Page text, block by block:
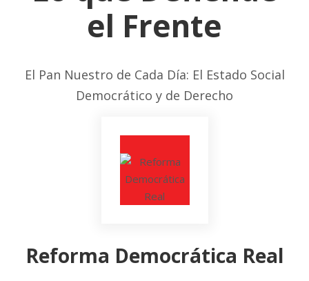
el Frente
El Pan Nuestro de Cada Día: El Estado Social
Democrático y de Derecho
Reforma Democrática Real